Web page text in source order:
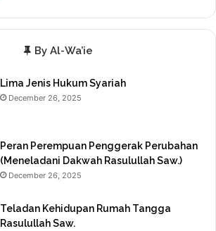
By Al-Wa’ie
Lima Jenis Hukum Syariah
December 26, 2025
Peran Perempuan Penggerak Perubahan
(Meneladani Dakwah Rasulullah Saw.)
December 26, 2025
Teladan Kehidupan Rumah Tangga
Rasulullah Saw.